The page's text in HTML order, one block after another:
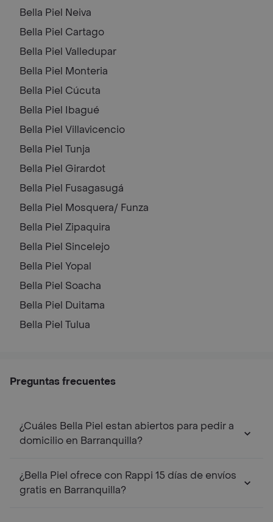
Bella Piel Neiva
Bella Piel Cartago
Bella Piel Valledupar
Bella Piel Monteria
Bella Piel Cúcuta
Bella Piel Ibagué
Bella Piel Villavicencio
Bella Piel Tunja
Bella Piel Girardot
Bella Piel Fusagasugá
Bella Piel Mosquera/ Funza
Bella Piel Zipaquira
Bella Piel Sincelejo
Bella Piel Yopal
Bella Piel Soacha
Bella Piel Duitama
Bella Piel Tulua
Preguntas frecuentes
¿Cuáles Bella Piel estan abiertos para pedir a
domicilio en Barranquilla?
¿Bella Piel ofrece con Rappi 15 días de envíos
gratis en Barranquilla?